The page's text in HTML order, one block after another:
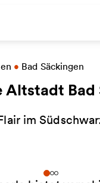
springen
• Bad Säckingen
Altstadt Bad
im